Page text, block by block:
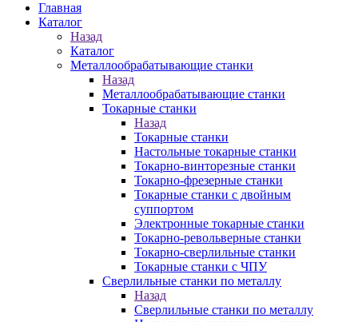
Главная
Каталог
Назад
Каталог
Металлообрабатывающие станки
Назад
Металлообрабатывающие станки
Токарные станки
Назад
Токарные станки
Настольные токарные станки
Токарно-винторезные станки
Токарно-фрезерные станки
Токарные станки с двойным
суппортом
Электронные токарные станки
Токарно-револьверные станки
Токарно-сверлильные станки
Токарные станки с ЧПУ
Сверлильные станки по металлу
Назад
Сверлильные станки по металлу